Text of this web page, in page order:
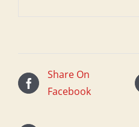
Share On
Facebook